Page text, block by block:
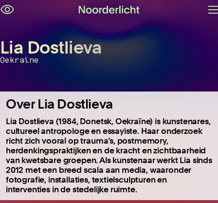
Lia Dostlieva
Oekraïne
Over Lia Dostlieva
Lia Dostlieva (1984, Donetsk, Oekraïne) is kunstenares,
cultureel antropologe en essayiste. Haar onderzoek
richt zich vooral op trauma’s, postmemory,
herdenkingspraktijken en de kracht en zichtbaarheid
van kwetsbare groepen. Als kunstenaar werkt Lia sinds
2012 met een breed scala aan media, waaronder
fotografie, installaties, textielsculpturen en
interventies in de stedelijke ruimte.